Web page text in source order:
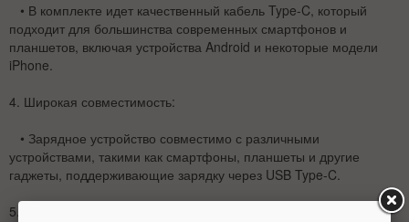
• В комплекте идет качественный кабель Type-C, который
подходит для большинства современных смартфонов и
планшетов, включая устройства Android и некоторые модели
iPhone.
4. Широкая совместимость:
• Зарядное устройство совместимо с различными
устройствами, такими как смартфоны, планшеты и другие
гаджеты, поддерживающие зарядку через USB Type-C.
5.